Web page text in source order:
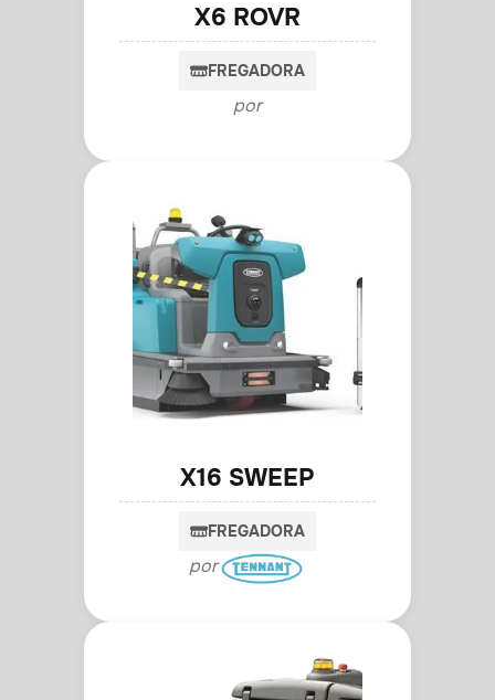
X6 ROVR
FREGADORA
por
X16 SWEEP
FREGADORA
por